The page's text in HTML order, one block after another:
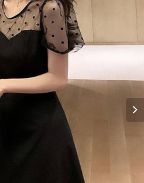
ァッション 春 夏 秋
ンド 人気 着痩せ お
COSS0190 | REIR
代,30代,40代 レデ
ッション 通販